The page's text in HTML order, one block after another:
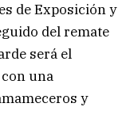
de Exposición y
del remate
será el
una
y